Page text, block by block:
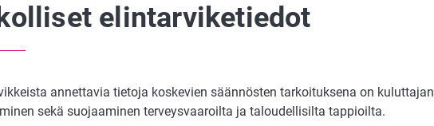
elintarviketiedot
annettavia tietoja koskevien säännösten tarkoituksena on kuluttajan
sekä suojaaminen terveysvaaroilta ja taloudellisilta tappioilta.